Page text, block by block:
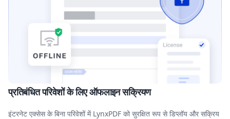
प्रतिबंधित परिवेशों के लिए ऑफलाइन सक्रियण
इंटरनेट एक्सेस के बिना परिवेशों में LynxPDF को सुरक्षित रूप से डिप्लॉय और सक्रिय